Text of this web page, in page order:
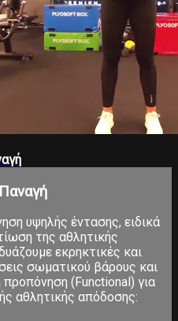
υψηλής έντασης, ειδικά
της αθλητικής
εκρηκτικές και
σωματικού βάρους και
(Functional) για
αθλητικής απόδοσης: